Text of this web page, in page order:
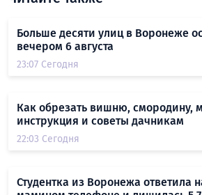
Больше десяти улиц в Воронеже
вечером 6 августа
23:07 Сегодня
Как обрезать вишню, смородину,
инструкция и советы дачникам
22:03 Сегодня
Студентка из Воронежа ответила